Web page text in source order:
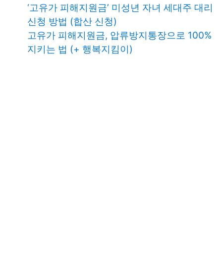
‘고유가 피해지원금’ 미성년 자녀 세대주 대리
신청 방법 (합산 신청)
고유가 피해지원금, 압류방지통장으로 100%
지키는 법 (+ 행복지킴이)